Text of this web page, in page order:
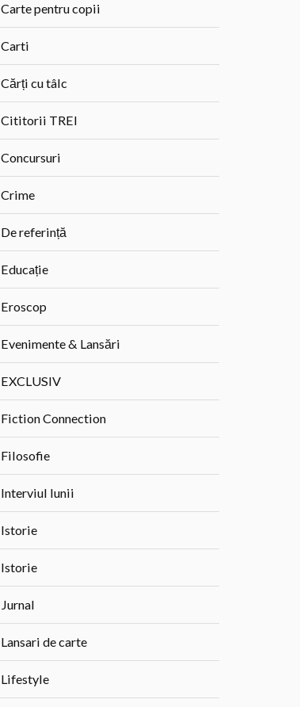
Carte pentru copii
Carti
Cărți cu tâlc
Cititorii TREI
Concursuri
Crime
De referință
Educație
Eroscop
Evenimente & Lansări
EXCLUSIV
Fiction Connection
Filosofie
Interviul lunii
Istorie
Istorie
Jurnal
Lansari de carte
Lifestyle